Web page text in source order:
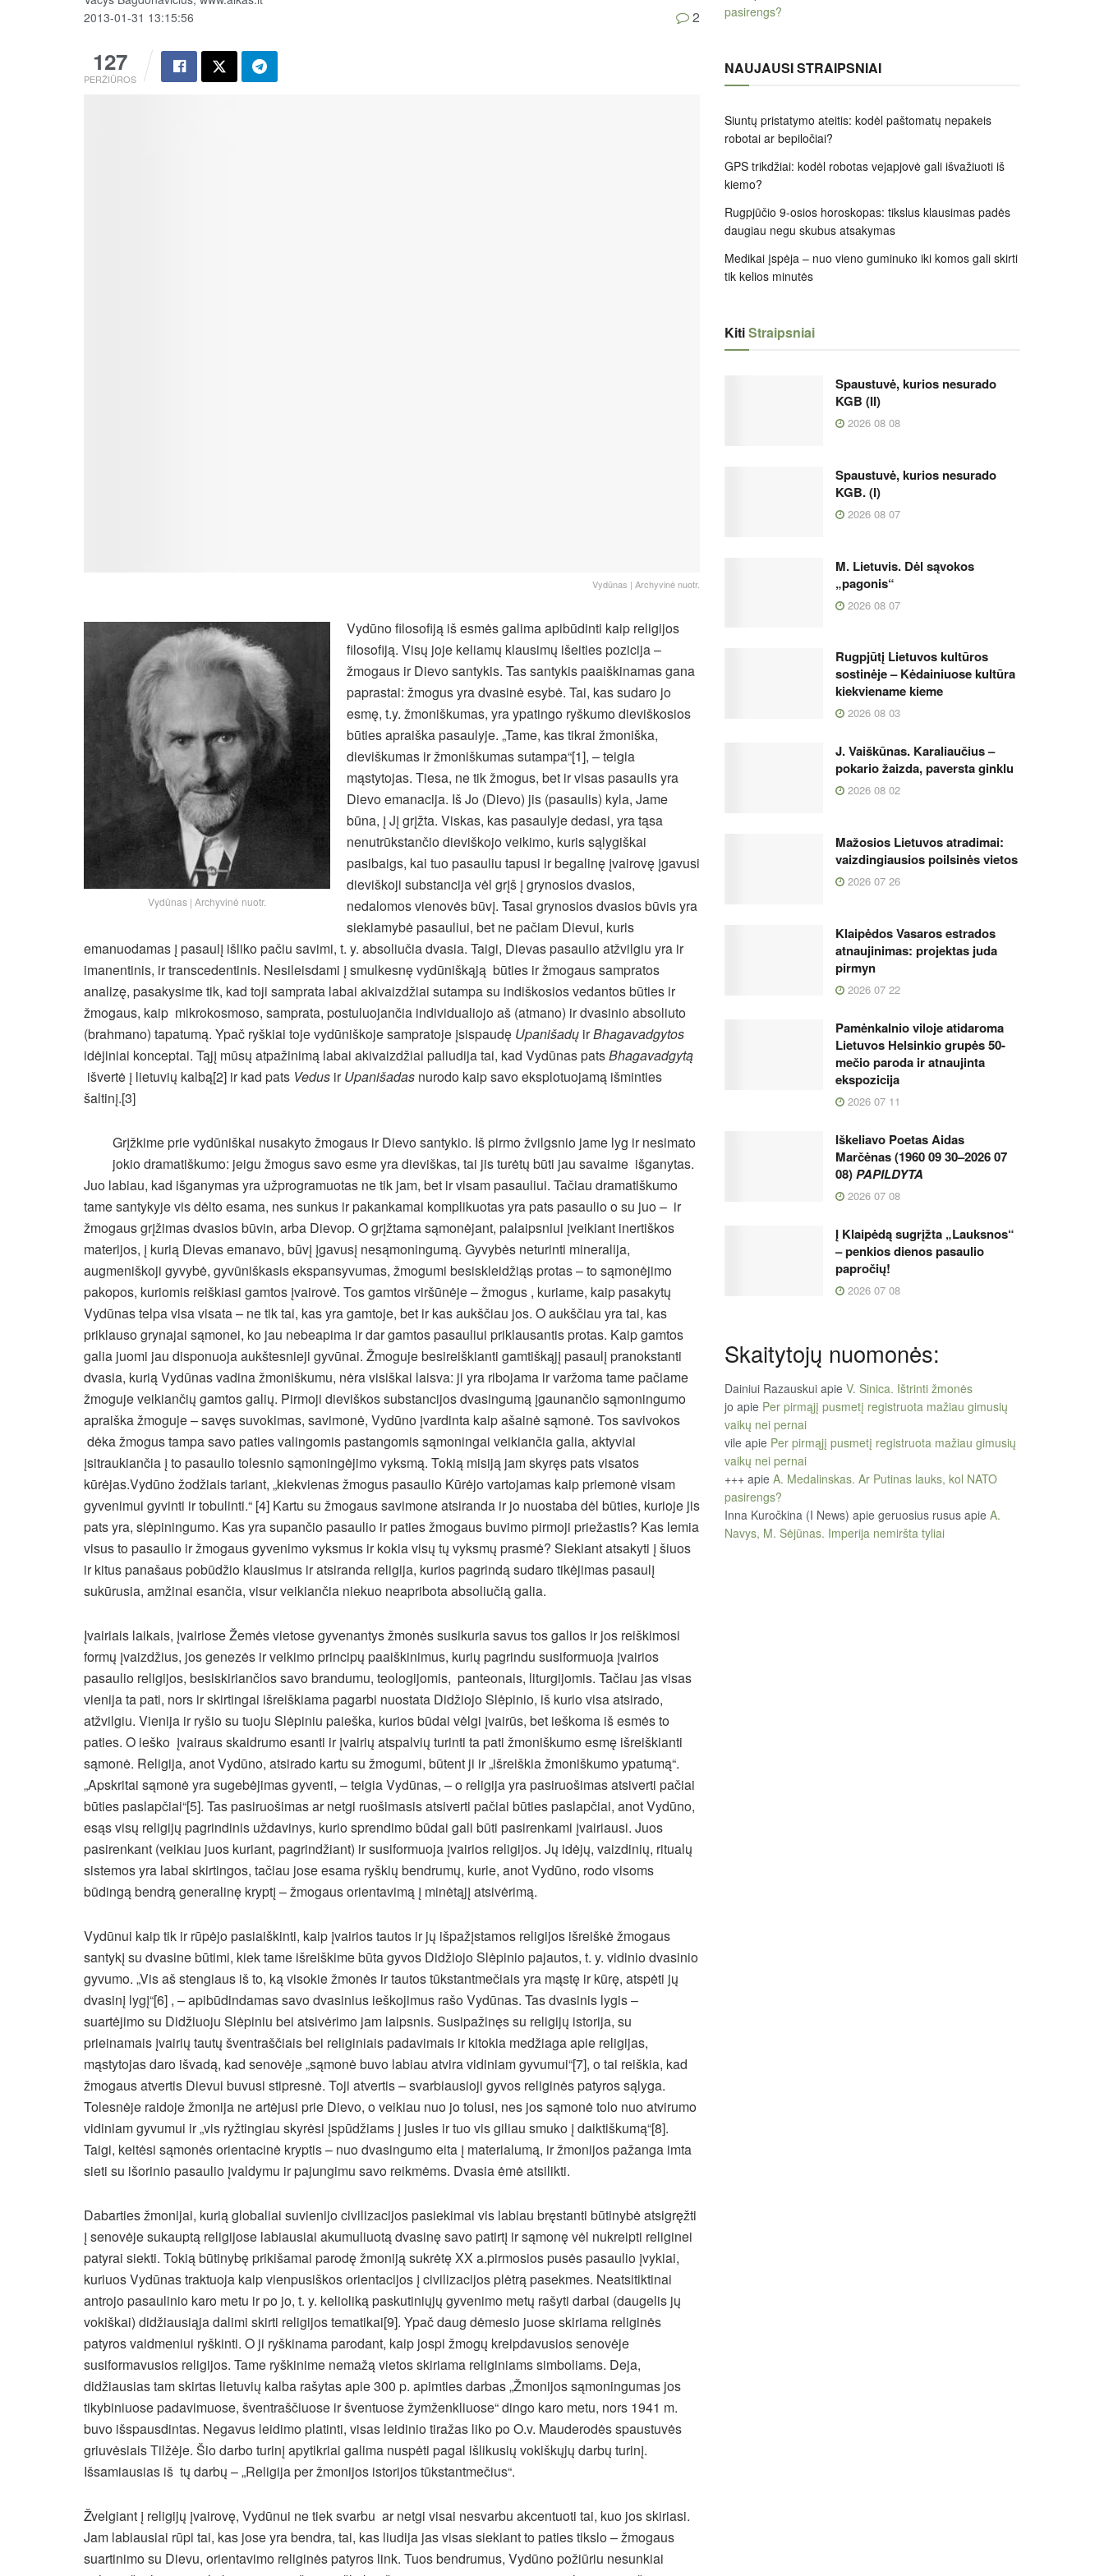
2013-01-31 13:15:56
127
PERŽIŪROS
2
Vydūnas | Archyvinė nuotr.
Vydūnas | Archyvinė nuotr.
Vydūno filosofiją iš esmės galima apibūdinti kaip religijos
filosofiją. Visų joje keliamų klausimų išeities pozicija –
žmogaus ir Dievo santykis. Tas santykis paaiškinamas gana
paprastai: žmogus yra dvasinė esybė. Tai, kas sudaro jo
esmę, t.y. žmoniškumas, yra ypatingo ryškumo dieviškosios
būties apraiška pasaulyje. „Tame, kas tikrai žmoniška,
dieviškumas ir žmoniškumas sutampa“[1], – teigia
mąstytojas. Tiesa, ne tik žmogus, bet ir visas pasaulis yra
Dievo emanacija. Iš Jo (Dievo) jis (pasaulis) kyla, Jame
būna, į Jį grįžta. Viskas, kas pasaulyje dedasi, yra tąsa
nenutrūkstančio dieviškojo veikimo, kuris sąlygiškai
pasibaigs, kai tuo pasauliu tapusi ir begalinę įvairovę įgavusi
dieviškoji substancija vėl grįš į grynosios dvasios,
nedalomos vienovės būvį. Tasai grynosios dvasios būvis yra
siekiamybė pasauliui, bet ne pačiam Dievui, kuris
emanuodamas į pasaulį išliko pačiu savimi, t. y. absoliučia dvasia. Taigi, Dievas pasaulio atžvilgiu yra ir
imanentinis, ir transcedentinis. Nesileisdami į smulkesnę vydūniškąją būties ir žmogaus sampratos
analizę, pasakysime tik, kad toji samprata labai akivaizdžiai sutampa su indiškosios vedantos būties ir
žmogaus, kaip mikrokosmoso, samprata, postuluojančia individualiojo aš (atmano) ir dvasinio absoliuto
(brahmano) tapatumą. Ypač ryškiai toje vydūniškoje sampratoje įsispaudę Upanišadų irBhagavadgytos
idėjiniai konceptai. Tąjį mūsų atpažinimą labai akivaizdžiai paliudija tai, kad Vydūnas patsBhagavadgytą
išvertė į lietuvių kalbą[2] ir kad pats Vedus irUpanišadas nurodo kaip savo eksplotuojamą išminties
šaltinį.[3]
Grįžkime prie vydūniškai nusakyto žmogaus ir Dievo santykio. Iš pirmo žvilgsnio jame lyg ir nesimato
jokio dramatiškumo: jeigu žmogus savo esme yra dieviškas, tai jis turėtų būti jau savaime išganytas.
Juo labiau, kad išganymas yra užprogramuotas ne tik jam, bet ir visam pasauliui. Tačiau dramatiškumo
tame santykyje vis dėlto esama, nes sunkus ir pakankamai komplikuotas yra pats pasaulio o su juo – ir
žmogaus grįžimas dvasios būvin, arba Dievop. O grįžtama sąmonėjant, palaipsniui įveikiant inertiškos
materijos, į kurią Dievas emanavo, būvį įgavusį nesąmoningumą. Gyvybės neturinti mineralija,
augmeniškoji gyvybė, gyvūniškasis ekspansyvumas, žmogumi besiskleidžiąs protas – to sąmonėjimo
pakopos, kuriomis reiškiasi gamtos įvairovė. Tos gamtos viršūnėje – žmogus , kuriame, kaip pasakytų
Vydūnas telpa visa visata – ne tik tai, kas yra gamtoje, bet ir kas aukščiau jos. O aukščiau yra tai, kas
priklauso grynajai sąmonei, ko jau nebeapima ir dar gamtos pasauliui priklausantis protas. Kaip gamtos
galia juomi jau disponuoja aukštesnieji gyvūnai. Žmoguje besireiškianti gamtiškąjį pasaulį pranokstanti
dvasia, kurią Vydūnas vadina žmoniškumu, nėra visiškai laisva: ji yra ribojama ir varžoma tame pačiame
žmoguje veikiančių gamtos galių. Pirmoji dieviškos substancijos dvasingumą įgaunančio sąmoningumo
apraiška žmoguje – savęs suvokimas, savimonė, Vydūno įvardinta kaip ašainė sąmonė. Tos savivokos
dėka žmogus tampa savo paties valingomis pastangomis sąmoningai veikiančia galia, aktyviai
įsitraukiančia į to pasaulio tolesnio sąmoningėjimo vyksmą. Tokią misiją jam skyręs pats visatos
kūrėjas.Vydūno žodžiais tariant, „kiekvienas žmogus pasaulio Kūrėjo vartojamas kaip priemonė visam
gyvenimui gyvinti ir tobulinti.“ [4] Kartu su žmogaus savimone atsiranda ir jo nuostaba dėl būties, kurioje jis
pats yra, slėpiningumo. Kas yra supančio pasaulio ir paties žmogaus buvimo pirmoji priežastis? Kas lemia
visus to pasaulio ir žmogaus gyvenimo vyksmus ir kokia visų tų vyksmų prasmė? Siekiant atsakyti į šiuos
ir kitus panašaus pobūdžio klausimus ir atsiranda religija, kurios pagrindą sudaro tikėjimas pasaulį
sukūrusia, amžinai esančia, visur veikiančia niekuo neapribota absoliučią galia.
Įvairiais laikais, įvairiose Žemės vietose gyvenantys žmonės susikuria savus tos galios ir jos reiškimosi
formų įvaizdžius, jos genezės ir veikimo principų paaiškinimus, kurių pagrindu susiformuoja įvairios
pasaulio religijos, besiskiriančios savo brandumu, teologijomis, panteonais, liturgijomis. Tačiau jas visas
vienija ta pati, nors ir skirtingai išreiškiama pagarbi nuostata Didžiojo Slėpinio, iš kurio visa atsirado,
atžvilgiu. Vienija ir ryšio su tuoju Slėpiniu paieška, kurios būdai vėlgi įvairūs, bet ieškoma iš esmės to
paties. O ieško įvairaus skaidrumo esanti ir įvairių atspalvių turinti ta pati žmoniškumo esmę išreiškianti
sąmonė. Religija, anot Vydūno, atsirado kartu su žmogumi, būtent ji ir „išreiškia žmoniškumo ypatumą“.
„Apskritai sąmonė yra sugebėjimas gyventi, – teigia Vydūnas, – o religija yra pasiruošimas atsiverti pačiai
būties paslapčiai“[5]. Tas pasiruošimas ar netgi ruošimasis atsiverti pačiai būties paslapčiai, anot Vydūno,
esąs visų religijų pagrindinis uždavinys, kurio sprendimo būdai gali būti pasirenkami įvairiausi. Juos
pasirenkant (veikiau juos kuriant, pagrindžiant) ir susiformuoja įvairios religijos. Jų idėjų, vaizdinių, ritualų
sistemos yra labai skirtingos, tačiau jose esama ryškių bendrumų, kurie, anot Vydūno, rodo visoms
būdingą bendrą generalinę kryptį – žmogaus orientavimą į minėtąjį atsivėrimą.
Vydūnui kaip tik ir rūpėjo pasiaiškinti, kaip įvairios tautos ir jų išpažįstamos religijos išreiškė žmogaus
santykį su dvasine būtimi, kiek tame išreiškime būta gyvos Didžiojo Slėpinio pajautos, t. y. vidinio dvasinio
gyvumo. „Vis aš stengiaus iš to, ką visokie žmonės ir tautos tūkstantmečiais yra mąstę ir kūrę, atspėti jų
dvasinį lygį“[6] , – apibūdindamas savo dvasinius ieškojimus rašo Vydūnas. Tas dvasinis lygis –
suartėjimo su Didžiuoju Slėpiniu bei atsivėrimo jam laipsnis. Susipažinęs su religijų istorija, su
prieinamais įvairių tautų šventraščiais bei religiniais padavimais ir kitokia medžiaga apie religijas,
mąstytojas daro išvadą, kad senovėje „sąmonė buvo labiau atvira vidiniam gyvumui“[7], o tai reiškia, kad
žmogaus atvertis Dievui buvusi stipresnė. Toji atvertis – svarbiausioji gyvos religinės patyros sąlyga.
Tolesnėje raidoje žmonija ne artėjusi prie Dievo, o veikiau nuo jo tolusi, nes jos sąmonė tolo nuo atvirumo
vidiniam gyvumui ir „vis ryžtingiau skyrėsi įspūdžiams į jusles ir tuo vis giliau smuko į daiktiškumą“[8].
Taigi, keitėsi sąmonės orientacinė kryptis – nuo dvasingumo eita į materialumą, ir žmonijos pažanga imta
sieti su išorinio pasaulio įvaldymu ir pajungimu savo reikmėms. Dvasia ėmė atsilikti.
Dabarties žmonijai, kurią globaliai suvienijo civilizacijos pasiekimai vis labiau bręstanti būtinybė atsigręžti
į senovėje sukauptą religijose labiausiai akumuliuotą dvasinę savo patirtį ir sąmonę vėl nukreipti religinei
patyrai siekti. Tokią būtinybę prikišamai parodę žmoniją sukrėtę XX a.pirmosios pusės pasaulio įvykiai,
kuriuos Vydūnas traktuoja kaip vienpusiškos orientacijos į civilizacijos plėtrą pasekmes. Neatsitiktinai
antrojo pasaulinio karo metu ir po jo, t. y. kelioliką paskutiniųjų gyvenimo metų rašyti darbai (daugelis jų
vokiškai) didžiausiąja dalimi skirti religijos tematikai[9]. Ypač daug dėmesio juose skiriama religinės
patyros vaidmeniui ryškinti. O ji ryškinama parodant, kaip jospi žmogų kreipdavusios senovėje
susiformavusios religijos. Tame ryškinime nemažą vietos skiriama religiniams simboliams. Deja,
didžiausias tam skirtas lietuvių kalba rašytas apie 300 p. apimties darbas „Žmonijos sąmoningumas jos
tikybiniuose padavimuose, šventraščiuose ir šventuose žymženkliuose“ dingo karo metu, nors 1941 m.
buvo išspausdintas. Negavus leidimo platinti, visas leidinio tiražas liko po O.v. Mauderodės spaustuvės
griuvėsiais Tilžėje. Šio darbo turinį apytikriai galima nuspėti pagal išlikusių vokiškųjų darbų turinį.
Išsamiausias iš tų darbų – „Religija per žmonijos istorijos tūkstantmečius“.
Žvelgiant į religijų įvairovę, Vydūnui ne tiek svarbu ar netgi visai nesvarbu akcentuoti tai, kuo jos skiriasi.
Jam labiausiai rūpi tai, kas jose yra bendra, tai, kas liudija jas visas siekiant to paties tikslo – žmogaus
suartinimo su Dievu, orientavimo religinės patyros link. Tuos bendrumus, Vydūno požiūriu nesunkiai
pasirengs?
NAUJAUSI STRAIPSNIAI
Siuntų pristatymo ateitis: kodėl paštomatų nepakeis
robotai ar bepiločiai?
GPS trikdžiai: kodėl robotas vejapjovė gali išvažiuoti iš
kiemo?
Rugpjūčio 9-osios horoskopas: tikslus klausimas padės
daugiau negu skubus atsakymas
Medikai įspėja – nuo vieno guminuko iki komos gali skirti
tik kelios minutės
KitiStraipsniai
Spaustuvė, kurios nesurado
KGB (II)
2026 08 08
Spaustuvė, kurios nesurado
KGB. (I)
2026 08 07
M. Lietuvis. Dėl sąvokos
„pagonis“
2026 08 07
Rugpjūtį Lietuvos kultūros
sostinėje – Kėdainiuose kultūra
kiekviename kieme
2026 08 03
J. Vaiškūnas. Karaliaučius –
pokario žaizda, paversta ginklu
2026 08 02
Mažosios Lietuvos atradimai:
vaizdingiausios poilsinės vietos
2026 07 26
Klaipėdos Vasaros estrados
atnaujinimas: projektas juda
pirmyn
2026 07 22
Pamėnkalnio viloje atidaroma
Lietuvos Helsinkio grupės 50-
mečio paroda ir atnaujinta
ekspozicija
2026 07 11
Iškeliavo Poetas Aidas
Marčėnas (1960 09 30–2026 07
08)PAPILDYTA
2026 07 08
Į Klaipėdą sugrįžta „Lauksnos“
– penkios dienos pasaulio
papročių!
2026 07 08
Skaitytojų nuomonės:
Dainiui Razauskui apie V. Sinica. Ištrinti žmonės
jo apie Per pirmąjį pusmetį registruota mažiau gimusių
vaikų nei pernai
vile apie Per pirmąjį pusmetį registruota mažiau gimusių
vaikų nei pernai
+++ apie A. Medalinskas. Ar Putinas lauks, kol NATO
pasirengs?
Inna Kuročkina (I News) apie geruosius rusus apie A.
Navys, M. Sėjūnas. Imperija nemiršta tyliai